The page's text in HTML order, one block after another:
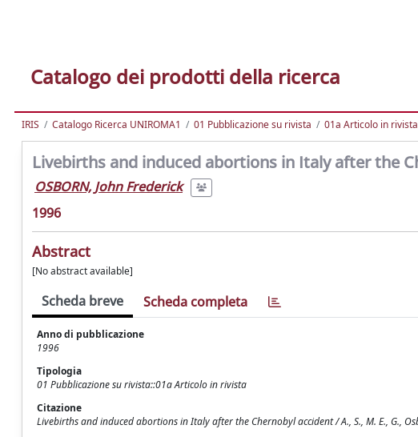
Catalogo dei prodotti della ricerca
IRIS Catalogo Ricerca UNIROMA1 01 Pubblicazione su rivista 01a Articolo in rivista
Livebirths and induced abortions in Italy after the
OSBORN, John Frederick
1996
Abstract
[No abstract available]
Scheda breve Scheda completa
Anno di pubblicazione
1996
Tipologia
01 Pubblicazione su rivista::01a Articolo in rivista
Citazione
Livebirths and induced abortions in Italy after the Chernobyl accident / A., S., M. E., G.,